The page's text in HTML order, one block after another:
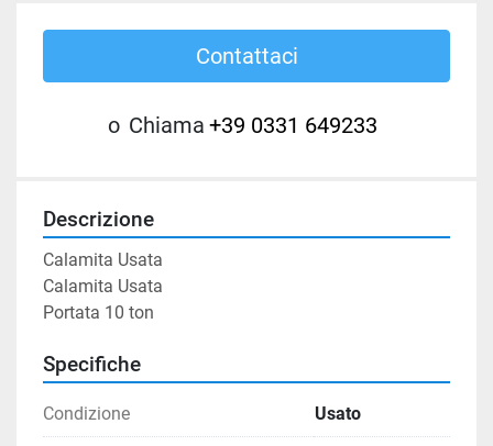
Contattaci
o Chiama +39 0331 649233
Descrizione
Calamita Usata
Calamita Usata
Portata 10 ton
Specifiche
Condizione Usato